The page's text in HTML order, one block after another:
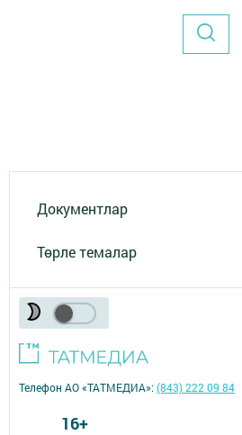
Документлар
Төрле темалар
Телефон АО «ТАТМЕДИА»:(843) 222 09 84
16+